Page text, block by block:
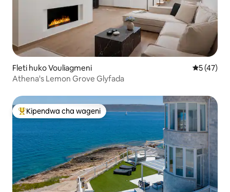
Fleti huko Vouliagmeni Ukadiriaji
5 (47)
Athena's Lemon Grove Glyfada
Kipendwa maarufu cha wageni
Kipendwa cha wageni